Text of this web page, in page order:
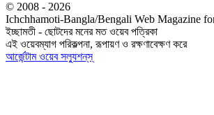
© 2008 - 2026
Ichchhamoti-Bangla/Bengali Web Magazine
ইচ্ছামতী - ছোটদের মনের মত ওয়েব পত্রিকা
এই ওয়েবম্যাগ পরিকল্পনা, রূপায়ণ ও রক্ষণাবেক্ষণ করে
আর্জেন্টাম ওয়েব সল্যুশন্‌স্‌